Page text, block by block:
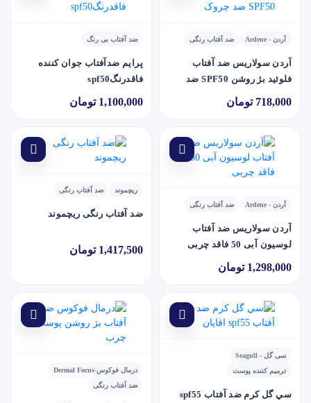
آردن - Ardene ضد آفتاب رنگی
آردن سولاریس ضد آفتاب
فلوئید بژ روشن SPF50 ضد
718,000 تومان
ضد آفتاب بی رنگ
پرايم ضدآفتاب جوان کننده
فاقدرنگspf50
1,100,000 تومان
آردن - Ardene ضد آفتاب رنگی
آردن سولاريس ضد آفتاب
لوسیون آبی 50 فاقد چربی
1,298,000 تومان
ریچموند ضد آفتاب رنگی
ضد آفتاب رنگی ریچموند
1,417,500 تومان
سی گل - Seagull
ترمیم کننده پوست
سي گل کرم ضد آفتاب spf55
درمال فوکوس-Dermal Focus
ضد آفتاب رنگی